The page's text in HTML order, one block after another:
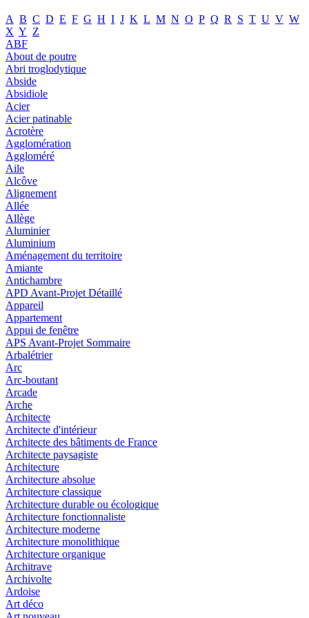
A B C D E F G H I J K L M N O P Q R S T U V W
X Y Z
ABF
About de poutre
Abri troglodytique
Abside
Absidiole
Acier
Acier patinable
Acrotère
Agglomération
Aggloméré
Aile
Alcôve
Alignement
Allée
Allège
Aluminier
Aluminium
Aménagement du territoire
Amiante
Antichambre
APD Avant-Projet Détaillé
Appareil
Appartement
Appui de fenêtre
APS Avant-Projet Sommaire
Arbalétrier
Arc
Arc-boutant
Arcade
Arche
Architecte
Architecte d'intérieur
Architecte des bâtiments de France
Architecte paysagiste
Architecture
Architecture absolue
Architecture classique
Architecture durable ou écologique
Architecture fonctionnaliste
Architecture moderne
Architecture monolithique
Architecture organique
Architrave
Archivolte
Ardoise
Art déco